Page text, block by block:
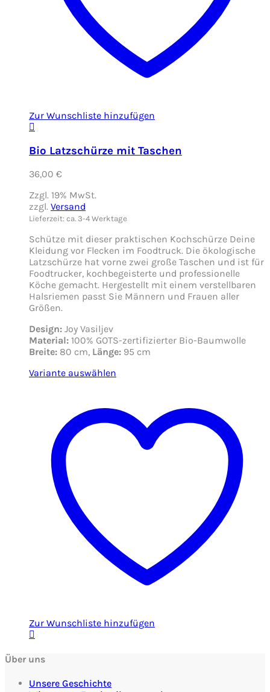
Zur Wunschliste hinzufügen
Bio Latzschürze mit Taschen
36,00 €
Zzgl. 19% MwSt.
zzgl. Versand
Lieferzeit: ca. 3-4 Werktage
Schütze mit dieser praktischen Kochschürze Deine
Kleidung vor Flecken im Foodtruck. Die ökologische
Latzschürze hat vorne zwei große Taschen und ist für
Foodtrucker, kochbegeisterte und professionelle
Köche gemacht. Hergestellt mit einem verstellbaren
Halsriemen passt Sie Männern und Frauen aller
Größen.
Design: Joy Vasiljev
Material: 100% GOTS-zertifizierter Bio-Baumwolle
Breite: 80 cm, Länge: 95 cm
Variante auswählen
Zur Wunschliste hinzufügen
Über uns
Unsere Geschichte